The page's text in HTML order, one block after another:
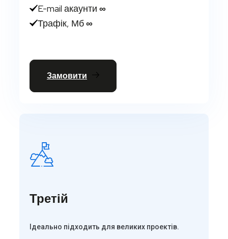
E-mail акаунти ∞
Трафік, Мб∞
Замовити
Третій
Ідеально підходить для великих проектів.